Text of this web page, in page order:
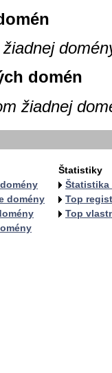
domén
žiadnej
domény
Štatistiky
Štatistika
Top
Top